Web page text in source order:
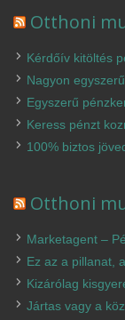
Otthoni
Kérdőív kitöltés
Nagyon
Egyszerű
Keress pénzt
100% biztos
Otthoni
Marketagent –
Ez az a pillanat,
Kizárólag
Jártas vagy a